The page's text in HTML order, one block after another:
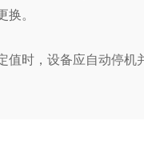
。
时，设备应自动停机